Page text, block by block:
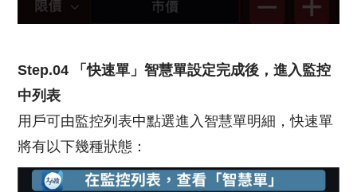
Step.04 「快速單」智慧單設定完成後，進入監控
中列表
用戶可由監控列表中點選進入智慧單明細，快速單
將有以下幾種狀態：